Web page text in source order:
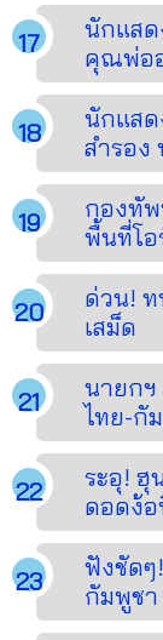
นักแสด
คุณพ่อ
นักแสด
สำรอง
กองทัพ
พื้นที่โอ
ด่วน! ท
เสม็ด
นายกฯ
ไทย-กั
ระอุ! ฮุ
ดอดง้
ฟังชัดๆ
กัมพูชา